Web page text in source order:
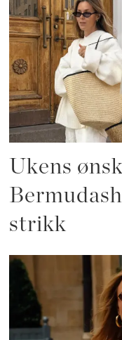
Ukens
strikk